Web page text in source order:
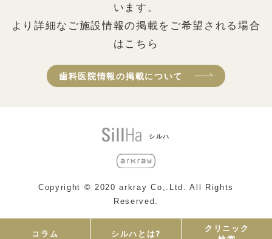
います。
より詳細なご施設情報の掲載をご希望される場合
はこちら
歯科医院情報の掲載について
シルハ
Copyright © 2020 arkray Co,.Ltd. All Rights
Reserved.
コラム シルハとは?
クリニック